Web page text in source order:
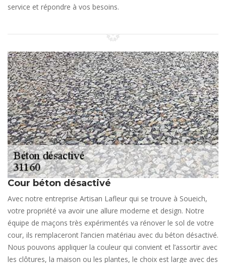
service et répondre à vos besoins.
Cour béton désactivé
Avec notre entreprise Artisan Lafleur qui se trouve à Soueich,
votre propriété va avoir une allure moderne et design. Notre
équipe de maçons très expérimentés va rénover le sol de votre
cour, ils remplaceront l’ancien matériau avec du béton désactivé.
Nous pouvons appliquer la couleur qui convient et l’assortir avec
les clôtures, la maison ou les plantes, le choix est large avec des